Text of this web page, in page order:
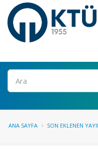
Ara
ANA SAYFA SON EKLENEN